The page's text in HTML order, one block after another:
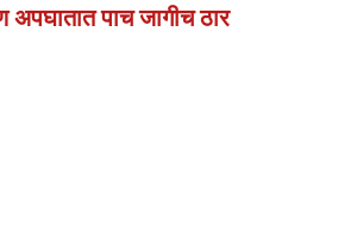
पाच जागीच ठार